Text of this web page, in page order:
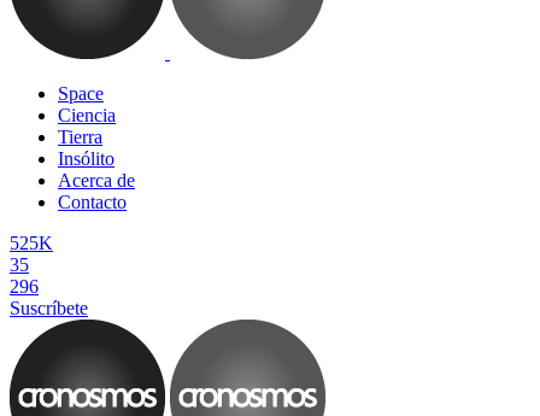
Space
Ciencia
Tierra
Insólito
Acerca de
Contacto
525K
35
296
Suscríbete